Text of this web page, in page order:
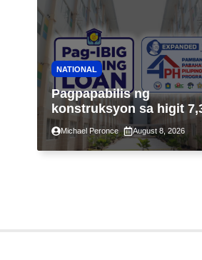
NATIONAL
Pagpapabilis ng
konstruksyon sa higit
kabahayan sa ilalim ng
Expanded 4PH, posible
sa pagtutulungan ng
Michael Peronce August 8, 2026